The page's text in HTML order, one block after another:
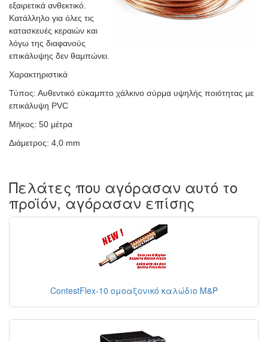
εξαιρετικά ανθεκτικό.
Κατάλληλο για όλες τις
κατασκευές κεραιών και
λόγω της διαφανούς
επικάλυψης δεν θαμπώνει.
Χαρακτηριστικά
Τύπος: Αυθεντικό εύκαμπτο χάλκινο σύρμα υψηλής ποιότητας με
επικάλυψη PVC
Μήκος: 50 μέτρα
Διάμετρος: 4,0 mm
Πελάτες που αγόρασαν αυτό το
προϊόν, αγόρασαν επίσης
ContestFlex-10 ομοαξονικό καλώδιο M&P